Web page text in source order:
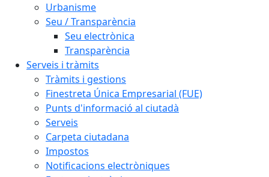
Urbanisme
Seu / Transparència
Seu electrònica
Transparència
Serveis i tràmits
Tràmits i gestions
Finestreta Única Empresarial (FUE)
Punts d'informació al ciutadà
Serveis
Carpeta ciutadana
Impostos
Notificacions electròniques